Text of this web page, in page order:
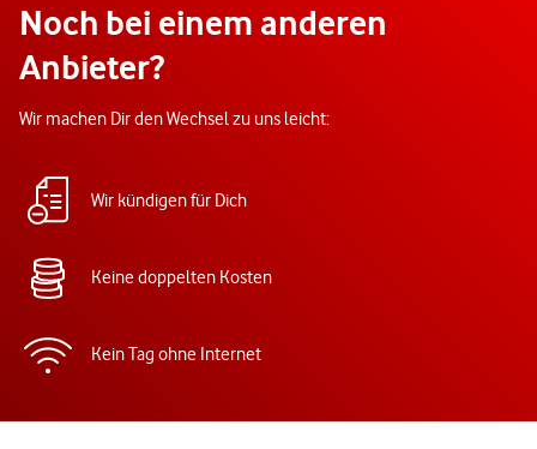
Noch bei einem anderen
Anbieter?
Wir machen Dir den Wechsel zu uns leicht:
Wir kündigen für Dich
Keine doppelten Kosten
Kein Tag ohne Internet